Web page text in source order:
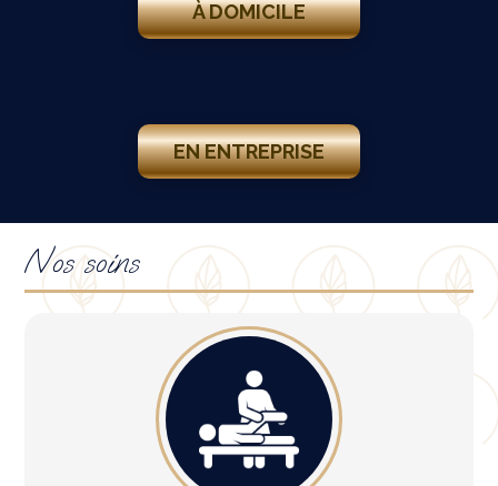
À DOMICILE
EN ENTREPRISE
Nos soins